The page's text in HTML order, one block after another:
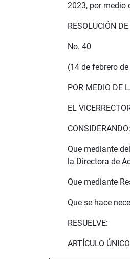
2023, por medio
RESOLUCIÓN
No. 40
(14 de febrero
POR MEDIO DE
EL
CONSIDERANDO:
Que mediante
la Directora de
Que mediante
Que se hace
RESUELVE:
ARTÍCULO